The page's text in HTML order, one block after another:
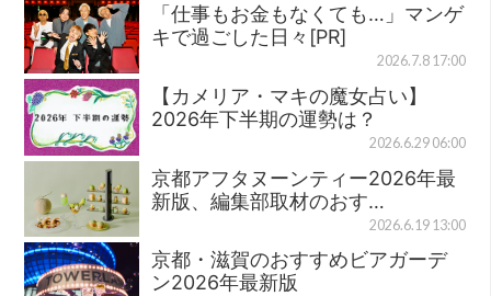
「仕事もお金もなくても…」マンゲ
キで過ごした日々[PR]
2026.7.8 17:00
【カメリア・マキの魔女占い】
2026年下半期の運勢は？
2026.6.29 06:00
京都アフタヌーンティー2026年最
新版、編集部取材のおす…
2026.6.19 13:00
京都・滋賀のおすすめビアガーデ
ン2026年最新版